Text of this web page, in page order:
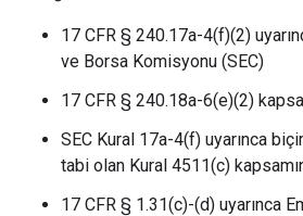
17 CFR § 240.17a-4(f)(2)
ve Borsa Komisyonu (SEC)
17 CFR § 240.18a-6(e)(2)
SEC Kural 17a-4(f) uyarınca
tabi olan Kural 4511(c)
17 CFR § 1.31(c)-(d) uyarınca